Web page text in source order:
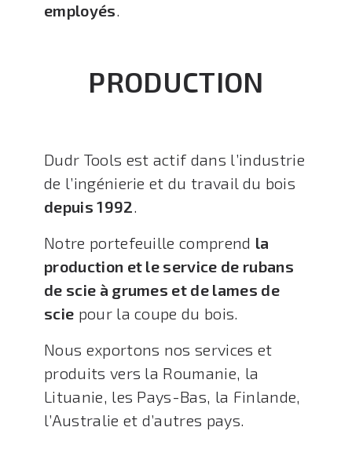
employés.
PRODUCTION
Dudr Tools est actif dans l’industrie
de l’ingénierie et du travail du bois
depuis 1992.
Notre portefeuille comprend la
production et le service de rubans
de scie à grumes et de lames de
scie pour la coupe du bois.
Nous exportons nos services et
produits vers la Roumanie, la
Lituanie, les Pays-Bas, la Finlande,
l’Australie et d’autres pays.